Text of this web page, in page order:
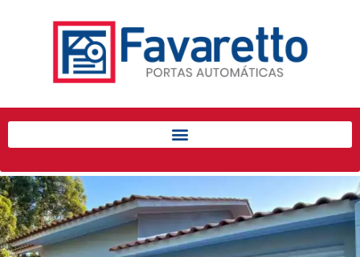
Início
Produtos
Porta de Enrolar Automática
Automatizadores